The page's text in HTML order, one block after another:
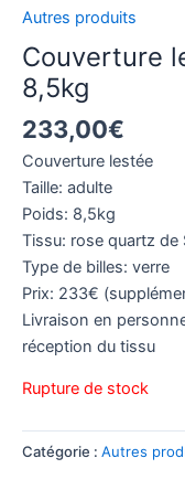
Autres produits
Couverture
8,5kg
233,00€
Couverture lestée
Taille: adulte
Poids: 8,5kg
Tissu: rose quartz
Type de billes: verre
Prix: 233€
Livraison en
réception du tissu
Rupture de stock
Catégorie : Autres